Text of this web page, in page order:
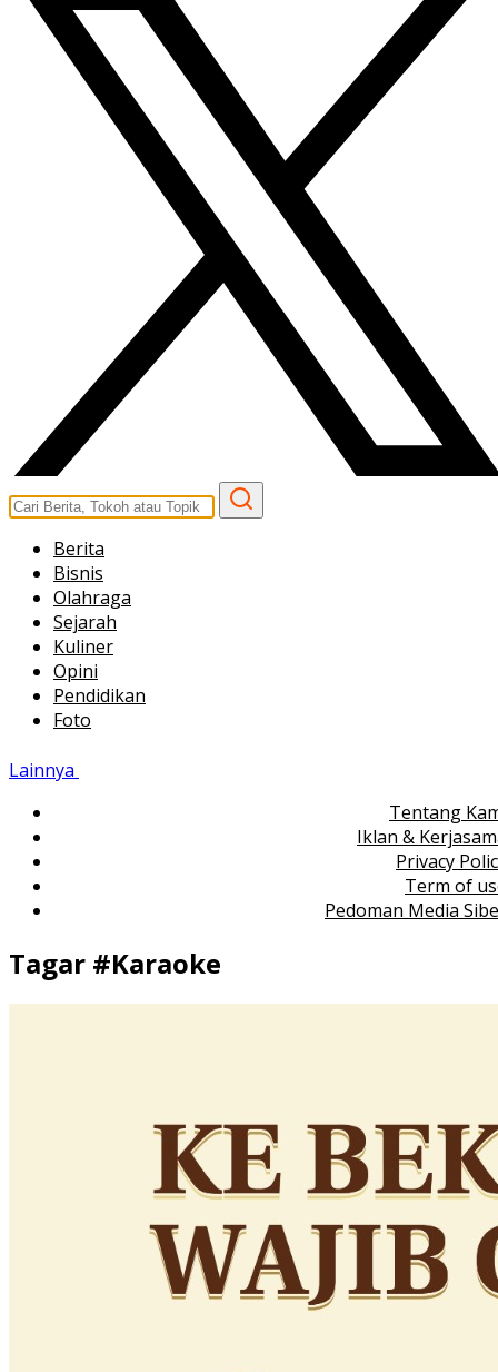
Berita
Bisnis
Olahraga
Sejarah
Kuliner
Opini
Pendidikan
Foto
Lainnya
Tentang
Iklan &
Privacy
Term of
Pedoman Media
Tagar #Karaoke